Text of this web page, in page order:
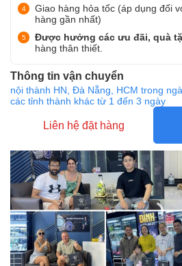
Giao hàng hỏa tốc (áp dụng đối
hàng gần nhất)
Được hưởng các ưu đãi, quà
hàng thân thiết.
Thông tin vận chuyển
nội thành HN, Đà Nẵng, HCM trong
các tỉnh thành khác từ 1 đến 3 ngày
Liên hệ đặt hàng